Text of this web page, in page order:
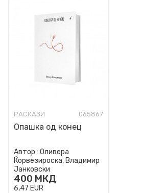
РАСКАЗИ 065867
Опашка од конец
Автор : Оливера
Ќорвезироска, Владимир
Јанковски
400 МКД
6,47 EUR